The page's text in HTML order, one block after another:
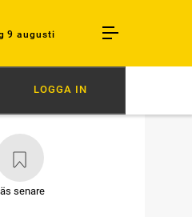
9 augusti
07:00
LOGGA IN
senare